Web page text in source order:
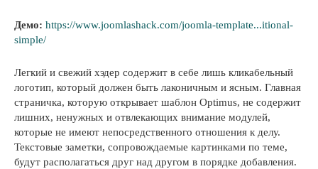
Демо: https://www.joomlashack.com/joomla-template...itional-
simple/
Легкий и свежий хэдер содержит в себе лишь кликабельный
логотип, который должен быть лаконичным и ясным. Главная
страничка, которую открывает шаблон Optimus, не содержит
лишних, ненужных и отвлекающих внимание модулей,
которые не имеют непосредственного отношения к делу.
Текстовые заметки, сопровождаемые картинками по теме,
будут располагаться друг над другом в порядке добавления.